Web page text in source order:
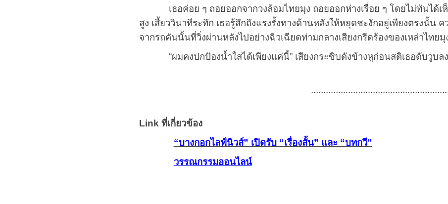
เธอค่อย ๆ ถอยออกจากวงล้อมไทยมุง ถอยออกห่างเรื่อย ๆ โดยไม่ทันได้เห็
สูง เสี้ยววินาทีระทึก เธอรู้สึกถึงแรงรั้งทางด้านหลังให้หยุดชะงักอยู่เพียงตรงนั้น
จากรถคันนั้นที่วิ่งผ่านหลังไปอย่างฉิวเฉียดท่ามกลางเสียงกรีดร้องของเหล่าไทยมุ
“ผมคงปกปัองน้ำใสได้เพียงแค่นี้” เสียงกระซิบดังข้างหูก่อนสติเธอดับวูบลง
Link ที่เกี่ยวข้อง
“บางกอกไลฟ์นิวส์” เปิดรับ “เรื่องสั้น” และ “บทกวี”
วรรณกรรมออนไลน์